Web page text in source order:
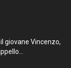
giovane Vincenzo,